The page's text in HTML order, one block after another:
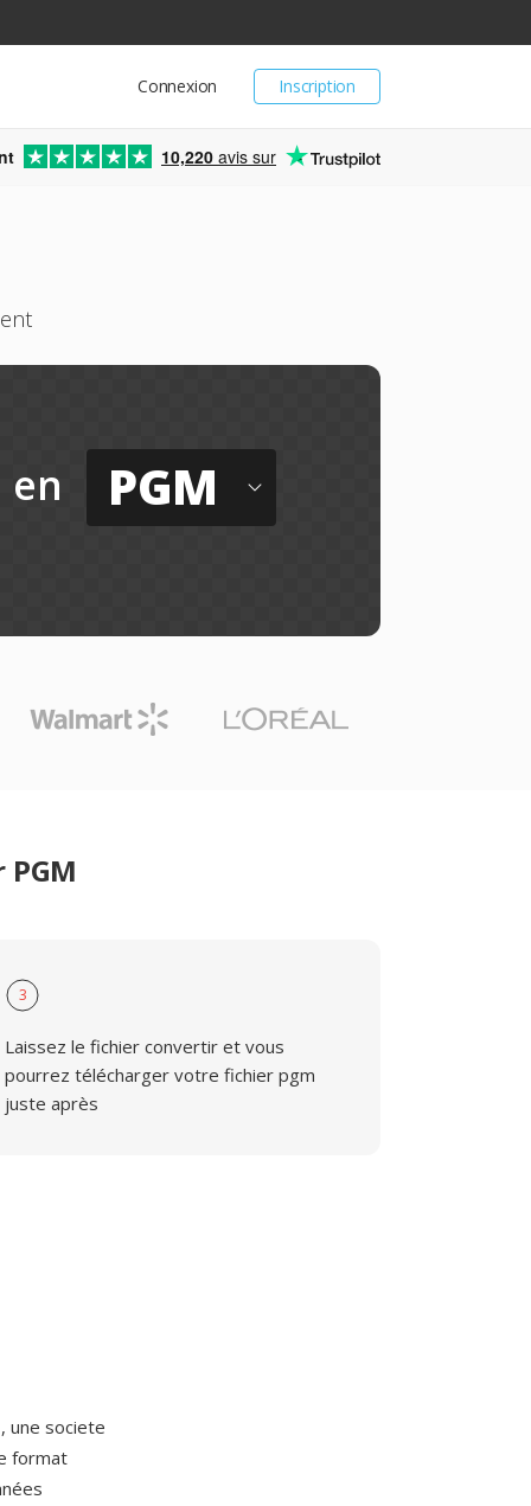
Inscription
Connexion
10,220 avis sur
en PGM
3
Laissez le fichier convertir et vous
pourrez télécharger votre fichier pgm
juste après
, une societe
format